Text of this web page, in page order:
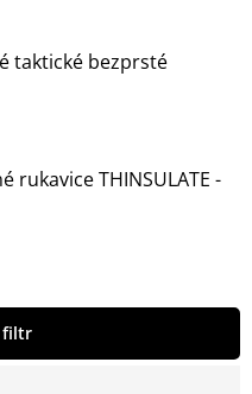
taktické bezprsté
rukavice THINSULATE -
filtr